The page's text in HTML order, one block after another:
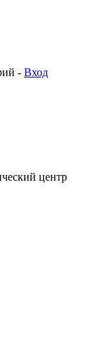
- Вход
центр